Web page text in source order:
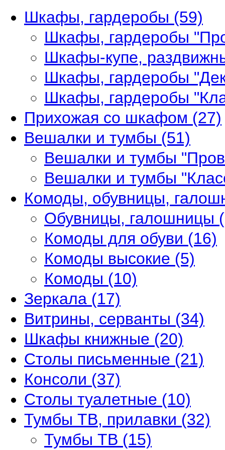
Шкафы, гардеробы (59)
Шкафы, гардеробы
Шкафы-купе,
Шкафы, гардеробы
Шкафы, гардеробы
Прихожая со шкафом (27)
Вешалки и тумбы (51)
Вешалки и тумбы
Вешалки и тумбы
Комоды, обувницы,
Обувницы, галошницы
Комоды для обуви (16)
Комоды высокие (5)
Комоды (10)
Зеркала (17)
Витрины, серванты (34)
Шкафы книжные (20)
Столы письменные (21)
Консоли (37)
Столы туалетные (10)
Тумбы ТВ, прилавки (32)
Тумбы ТВ (15)